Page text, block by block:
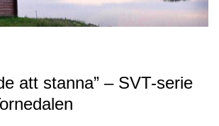
att stanna” – SVT-serie